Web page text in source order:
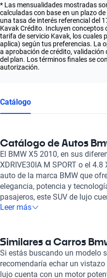
* Las mensualidades mostradas
calculadas con base en un plazo
una tasa de interés referencial del
Kavak Crédito. Incluyen
tarifa de servicio Kavak, los cuales
aplica) según tus preferencias. La
a aprobación de crédito,
del plan. Los términos finales se
autorización.
Catálogo
Catálogo de Autos
El BMW X5 2010, en sus
XDRIVE30IA M SPORT o el 4.8
auto de la marca BMW que
elegancia, potencia y
pasajeros, este SUV de lujo
transmisión automática y un
frontales y laterales, frenos
como un techo panorámico
de exclusividad a cada viaje.
una amplia gama de autos de
Leer más
Similares a Carros
Si estás buscando un modelo
recomendaría echar un vistazo
lujo cuenta con un motor